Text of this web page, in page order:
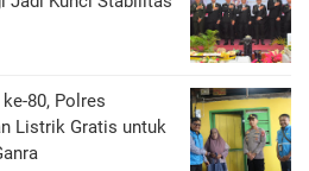
80, Polres
Listrik Gratis untuk